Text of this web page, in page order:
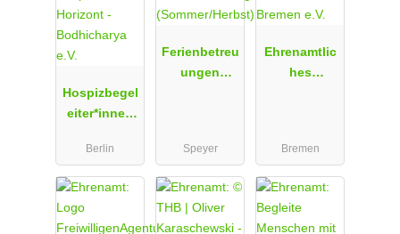
Hospizbegel
eiter*innen
Hospizdiens
t Horizont -
Bodhicharya
Berlin
Ferienbetreu
ungen
Speyer
Ehrenamtlic
hes
d Bremen
e.V.
Bremen